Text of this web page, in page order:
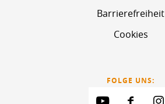
Barrierefreiheit
Cookies
FOLGE UNS: